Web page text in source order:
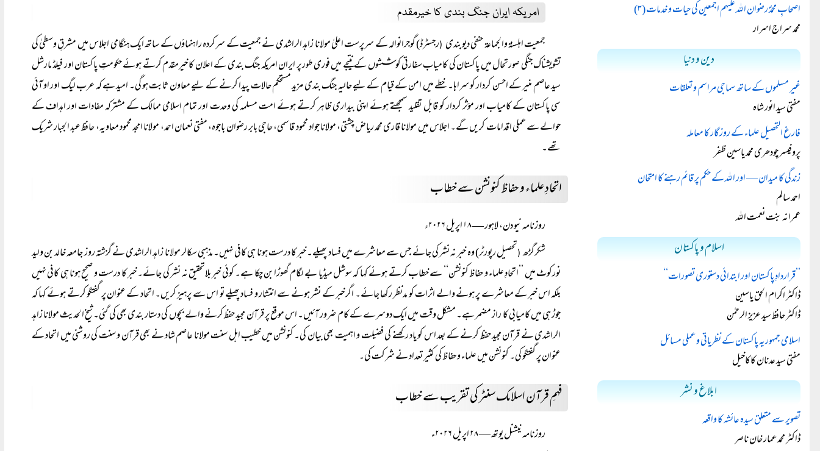
امریکہ ایران جنگ بندی کا خیرمقدم
جمعیت اہلسنۃ والجماعۃ حنفی دیوبندی (رجسٹرڈ) گوجرانوالہ کے سرپرست اعلیٰ مولانا زاہد الراشدی نے جمعیت کے سرکردہ راہنماؤں کے ساتھ ایک ہنگامی اجلاس میں مشرقِ وسطیٰ کی
تشویشناک جنگی صورتحال میں پاکستان کی کامیاب سفارتی کوششوں کے نتیجے میں فوری طور پر ایران امریکہ جنگ بندی کے اعلان کا خیرمقدم کرتے ہوئے حکومتِ پاکستان اور فیلڈ مارشل
سید عاصم منیر کے احسن کردار کو سراہا۔ خطے میں امن کے قیام کے لیے حالیہ جنگ بندی مزید مستحکم حالات پیدا کرنے کے لیے معاون ثابت ہو گی۔ امید ہے کہ عرب لیگ اور او آئی
سی پاکستان کے کامیاب اور مؤثر کردار کو قابل تقلید سمجھتے ہوئے اپنی بیداری ظاہر کرتے ہوئے امت مسلمہ کی وحدت اور تمام اسلامی ممالک کے مشترکہ مفادات اور اہداف کے
حوالے سے عملی اقدامات کریں گے۔ اجلاس میں مولانا قاری محمد ریاض چشتی، مولانا جواد محمود قاسمی، حاجی بابر رضوان باجوہ، مفتی نعمان احمد، مولانا امجد محمود معاویہ، حافظ عبد الجبار شریک
تھے۔
اتحادِ علماء و حفاظ کنونشن سے خطاب
روزنامہ نیو دن، لاہور — ۱۸ اپریل ۲۰۲۶ء
شکرگڑھ( تحصیل رپورٹر) وہ خبر نہ نشر کی جائے جس سے معاشرے میں فساد پھیلے۔ خبر کا درست ہونا ہی کافی نہیں۔ مذہبی سکالر مولانا زاہد الراشدی نے گزشتہ روز جامعہ خالد بن ولید
نورکوٹ میں ’’اتحادِ علماء و حفاظ کنونشن‘‘ سے خطاب کرتے ہوئے کہا کہ سوشل میڈیا بے لگام گھوڑا بن چکا ہے۔ کوئی خبر بلاتحقیق نہ نشر کی جائے۔ خبر کا درست و صحیح ہونا ہی کافی نہیں
بلکہ اس خبر کے معاشرے پر ہونے والے اثرات کو مدنظر رکھا جائے۔ اگر خبر کے نشر ہونے سے انتشار و فساد پھیلے تو اس سے پرہیز کریں۔ اتحاد کے عنوان پر گفتگو کرتے ہوئے کہا کہ
جوڑ ہی میں کامیابی کا راز مضمر ہے۔ مشکل وقت میں ایک دوسرے کے کام ضرور آئیں۔ اس موقع پر قرآن مجید حفظ کرنے والے بچوں کی دستار بندی بھی کی گئی۔ شیخ الحدیث مولانا زاہد
الراشدی نے قرآن مجید حفظ کرنے کے بعد اس کو یاد رکھنے کی فضیلت و اہمیت بھی بیان کی۔ کنونشن میں خطیب اہل سنت مولانا عاصم شاد نے بھی قرآن و سنت کی روشنی میں اتحاد کے
عنوان پر گفتگو کی۔ کنونشن میں علماء و حفاظ کی کثیر تعداد نے شرکت کی۔
فہمِ قرآن اسلامک سنٹر کی تقریب سے خطاب
روزنامہ نیشنل یوتھ — ۲۸ اپریل ۲۰۲۶ء
اصحابِ محمدؐ رضوان اللہ علیہم اجمعین کی حیات و خدمات (۳)
محمد سراج اسرار
دین و دنیا
غیر مسلموں کے ساتھ سماجی مراسم و تعلقات
مفتی سید انور شاہ
فارغ التحصیل علماء کے روزگار کا معاملہ
پروفیسر چودھری محمد یاسین ظفر
زندگی کا میدان — اور اللہ کے حکم پر قائم رہنے کا امتحان
احمد سالم
عمرانہ بنت نعمت اللہ
اسلام و پاکستان
’’قراردادِ پاکستان اور ابتدائی دستوری تصورات‘‘
ڈاکٹر اکرام الحق یاسین
ڈاکٹر حافظ سید عزیز الرحمٰن
اسلامی جمہوریہ پاکستان کے نظریاتی و عملی مسائل
مفتی سید عدنان کاکاخیل
ابلاغ و نشر
تصویر سے متعلق سیدہ عائشہ کا واقعہ
ڈاکٹر محمد عمار خان ناصر